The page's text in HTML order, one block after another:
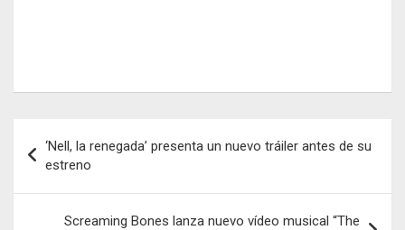
de
entradas
‘Nell, la renegada’ presenta un nuevo tráiler antes de su
estreno
Screaming Bones lanza nuevo vídeo musical “The